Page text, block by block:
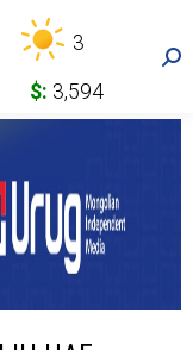
3
$: 3,594